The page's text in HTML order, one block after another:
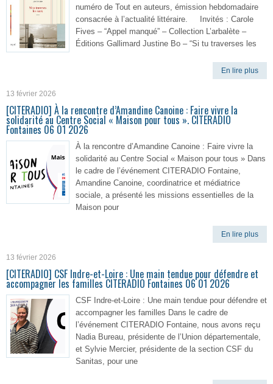
numéro de Tout en auteurs, émission hebdomadaire
consacrée à l’actualité littéraire. Invités : Carole
Fives – “Appel manqué” – Collection L’arbalète –
Éditions Gallimard Justine Bo – “Si tu traverses les
En lire plus
13 février 2026
[CITERADIO] À la rencontre d’Amandine Canoine : Faire vivre la
solidarité au Centre Social « Maison pour tous ». CITERADIO
Fontaines 06 01 2026
À la rencontre d’Amandine Canoine : Faire vivre la
solidarité au Centre Social « Maison pour tous » Dans
le cadre de l’événement CITERADIO Fontaine,
Amandine Canoine, coordinatrice et médiatrice
sociale, a présenté les missions essentielles de la
Maison pour
En lire plus
13 février 2026
[CITERADIO] CSF Indre-et-Loire : Une main tendue pour défendre et
accompagner les familles CITERADIO Fontaines 06 01 2026
CSF Indre-et-Loire : Une main tendue pour défendre et
accompagner les familles Dans le cadre de
l’événement CITERADIO Fontaine, nous avons reçu
Nadia Bureau, présidente de l’Union départementale,
et Sylvie Mercier, présidente de la section CSF du
Sanitas, pour une